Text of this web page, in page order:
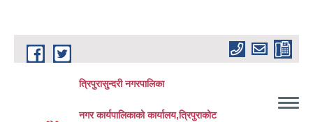
Skip to main content
त्रिपुरासुन्दरी नगरपालिका
नगर कार्यपालिकाको कार्यालय,त्रिपुराकोट